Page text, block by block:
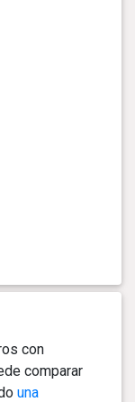
con
comparar
una